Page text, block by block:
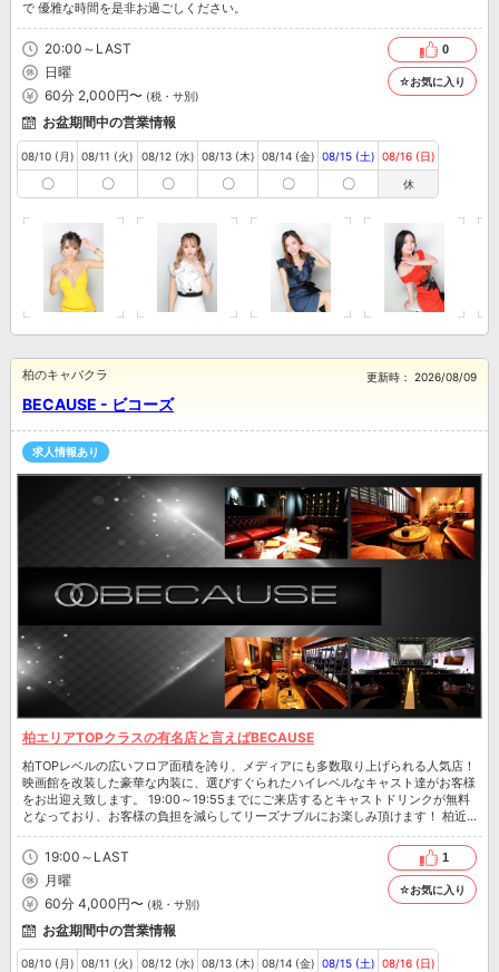
で 優雅な時間を是非お過ごしください。
20:00～LAST
日曜
60分 2,000円〜 (税・サ別)
0
☆お気に入り
お盆期間中の営業情報
08/10 (月)
〇
08/11 (火)
〇
08/12 (水)
〇
08/13 (木)
〇
08/14 (金)
〇
08/15 (土)
〇
08/16 (日)
休
BECAUSE - ビコーズ
柏のキャバクラ 更新時： 2026/08/09
求人情報あり
柏エリアTOPクラスの有名店と言えばBECAUSE
柏TOPレベルの広いフロア面積を誇り、メディアにも多数取り上げられる人気店！
映画館を改装した豪華な内装に、選びすぐられたハイレベルなキャスト達がお客様
をお出迎え致します。 19:00～19:55までにご来店するとキャストドリンクが無料
となっており、お客様の負担を減らしてリーズナブルにお楽しみ頂けます！ 柏近
辺にお立ち寄りの際は、是非ご来店下さいませ。
19:00～LAST
月曜
60分 4,000円〜 (税・サ別)
1
☆お気に入り
お盆期間中の営業情報
08/10 (月) 08/11 (火) 08/12 (水) 08/13 (木) 08/14 (金) 08/15 (土) 08/16 (日)